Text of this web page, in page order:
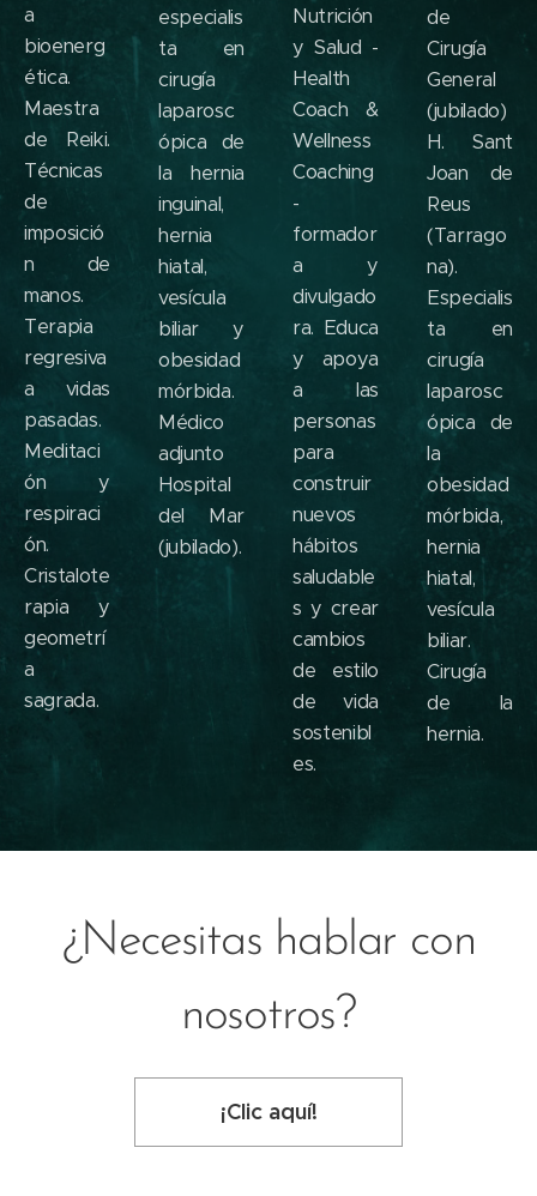
a
bioenerg
ética.
Maestra
de Reiki.
Técnicas
de
imposició
n de
manos.
Terapia
regresiva
a vidas
pasadas.
Meditaci
ón y
respiraci
ón.
Cristalote
rapia y
geometrí
a
sagrada.
especialis
ta en
cirugía
laparosc
ópica de
la hernia
inguinal,
hernia
hiatal,
vesícula
biliar y
obesidad
mórbida.
Médico
adjunto
Hospital
del Mar
(jubilado).
Nutrición
y Salud -
Health
Coach &
Wellness
Coaching
-
formador
a y
divulgado
ra. Educa
y apoya
a las
personas
para
construir
nuevos
hábitos
saludable
s y crear
cambios
de estilo
de vida
sostenibl
es.
de
Cirugía
General
(jubilado)
H. Sant
Joan de
Reus
(Tarrago
na).
Especialis
ta en
cirugía
laparosc
ópica de
la
obesidad
mórbida,
hernia
hiatal,
vesícula
biliar.
Cirugía
de la
hernia.
¿Necesitas hablar con
nosotros?
¡Clic aquí!